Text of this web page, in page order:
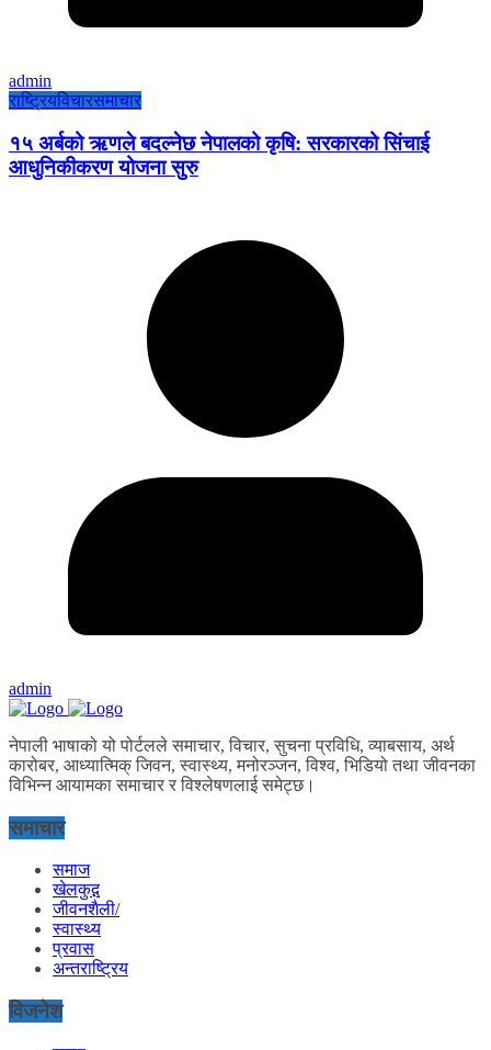
admin
राष्ट्रियविचारसमाचार
१५ अर्बको ऋणले बदल्नेछ नेपालको कृषि: सरकारको सिंचाई
आधुनिकीकरण योजना सुरु
admin
नेपाली भाषाको यो पोर्टलले समाचार, विचार, सुचना प्रविधि, व्याबसाय, अर्थ
कारोबर, आध्यात्मिक् जिवन, स्वास्थ्य, मनोरञ्जन, विश्व, भिडियो तथा जीवनका
विभिन्न आयामका समाचार र विश्लेषणलाई समेट्छ।
समाचार
समाज
खेलकुद़़
जीवनशैली/
स्वास्थ्य
प्रवास
अन्तराष्ट्रिय
विजनेश